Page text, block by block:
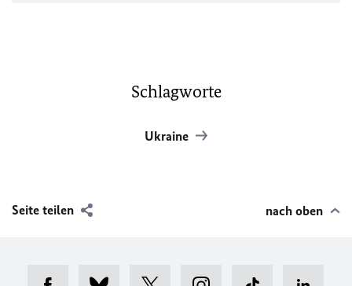
Schlagworte
Ukraine
Seite teilen nach oben